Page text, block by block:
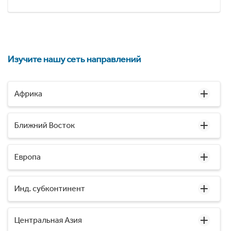
Изучите нашу сеть направлений
Африка
Ближний Восток
Европа
Инд. субконтинент
Центральная Азия